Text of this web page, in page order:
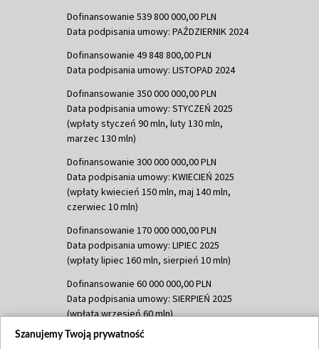
Dofinansowanie 539 800 000,00 PLN
Data podpisania umowy: PAŹDZIERNIK 2024
Dofinansowanie 49 848 800,00 PLN
Data podpisania umowy: LISTOPAD 2024
Dofinansowanie 350 000 000,00 PLN
Data podpisania umowy: STYCZEŃ 2025
(wpłaty styczeń 90 mln, luty 130 mln,
marzec 130 mln)
Dofinansowanie 300 000 000,00 PLN
Data podpisania umowy: KWIECIEŃ 2025
(wpłaty kwiecień 150 mln, maj 140 mln,
czerwiec 10 mln)
Dofinansowanie 170 000 000,00 PLN
Data podpisania umowy: LIPIEC 2025
(wpłaty lipiec 160 mln, sierpień 10 mln)
Dofinansowanie 60 000 000,00 PLN
Data podpisania umowy: SIERPIEŃ 2025
(wpłata wrzesień 60 mln)
Dofinansowanie 635 783 051,21 PLN
Szanujemy Twoją prywatność